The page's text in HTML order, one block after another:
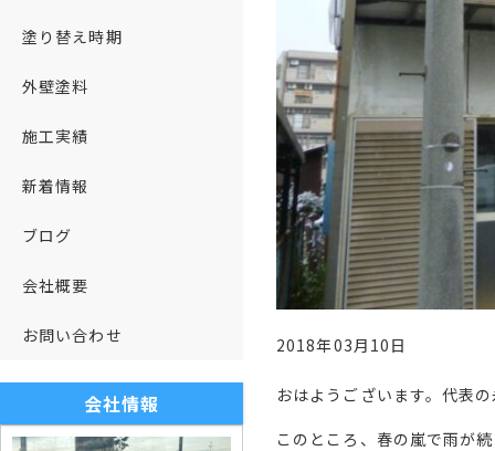
2018年03月10日
おはようございます。代表
このところ、春の嵐で雨が
塗り替え時期
外壁塗料
施工実績
新着情報
ブログ
会社概要
お問い合わせ
会社情報